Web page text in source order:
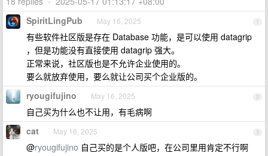
1
SpiritLingPub May 16, 2025
有些软件社区版是存在 Database 功能，是可以使用 datagrip
，但是功能没有直接使用 datagrip 强大。
正常来说，社区版也是不允许企业使用的。
要么就放弃使用，要么就让公司买个企业版的。
2
ryougifujino May 16, 2025
自己买为什么也不让用，有毛病啊
3
cat May 16, 2025
@ryougifujino 自己买的是个人版吧，在公司里用肯定不行啊